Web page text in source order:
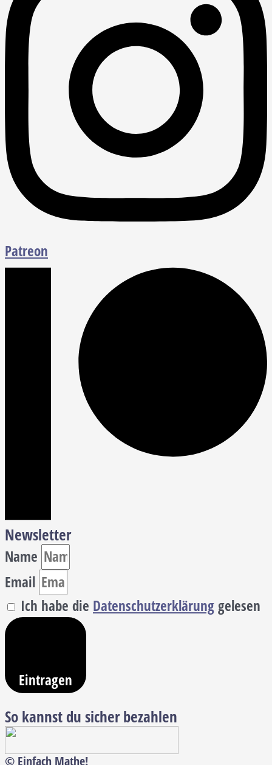
Patreon
Newsletter
Name
Email
Ich habe die Datenschutzerklärung gelesen
Eintragen
So kannst du sicher bezahlen
© Einfach Mathe!